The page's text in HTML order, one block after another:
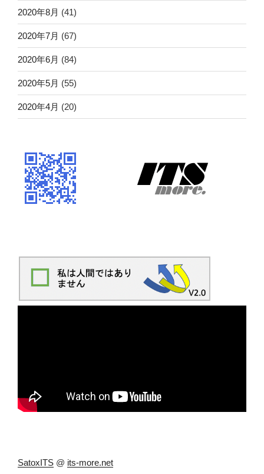
2020年8月 (41)
2020年7月 (67)
2020年6月 (84)
2020年5月 (55)
2020年4月 (20)
SatoxITS @ its-more.net